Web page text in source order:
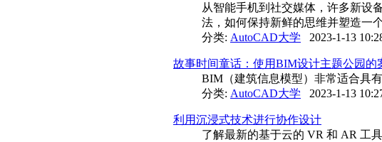
从智能手机到社交媒体，许多新设
法，如何保持新鲜的思维并塑造一
分类: AutoCAD大学 2023-1-13
故事时间童话：使用BIM设计主题公园的
BIM（建筑信息模型）非常适合具
分类: AutoCAD大学 2023-1-13
利用沉浸式技术进行协作设计
了解最新的基于云的 VR 和 AR 工